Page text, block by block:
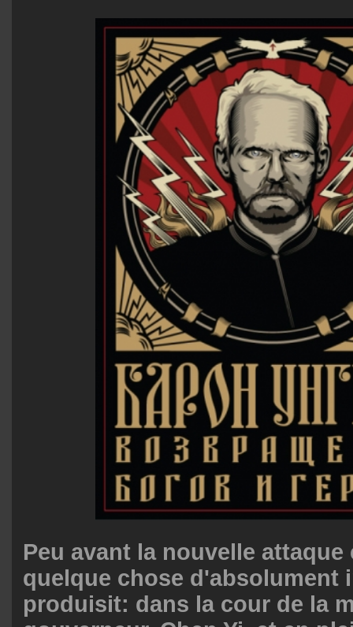
Peu avant la nouvelle attaque
quelque chose d'absolument
produisit: dans la cour de la